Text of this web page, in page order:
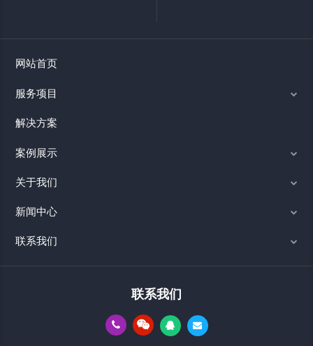
网站首页
服务项目
解决方案
案例展示
关于我们
新闻中心
联系我们
联系我们